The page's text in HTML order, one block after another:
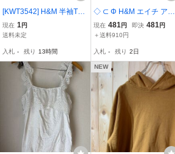
[KWT3542] H&M 半袖Tシ
ャツ レディース ネイビー
ボーダー S ポス
現在 1円
送料未定
入札 - 残り 13時間
◇ ⊂ Φ H&M エイチ アン
ド エム ストライプ 長袖
シャツ サイズXS ブルー
現在 481円 即決 481円
＋送料910円
入札 - 残り 2日
NEW